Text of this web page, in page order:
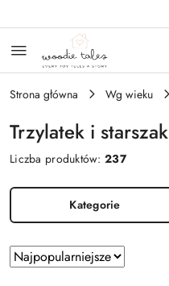
Strona główna Wg wieku
Trzylatek i starszak
Liczba produktów:237
Kategorie
Zastosowano sortowanie: Najpopularniejsze.
Sortuj
według